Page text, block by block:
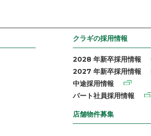
クラギの採用情報
2028 年新卒採用情報
2027 年新卒採用情報
中途採用情報
パート社員採用情報
店舗物件募集